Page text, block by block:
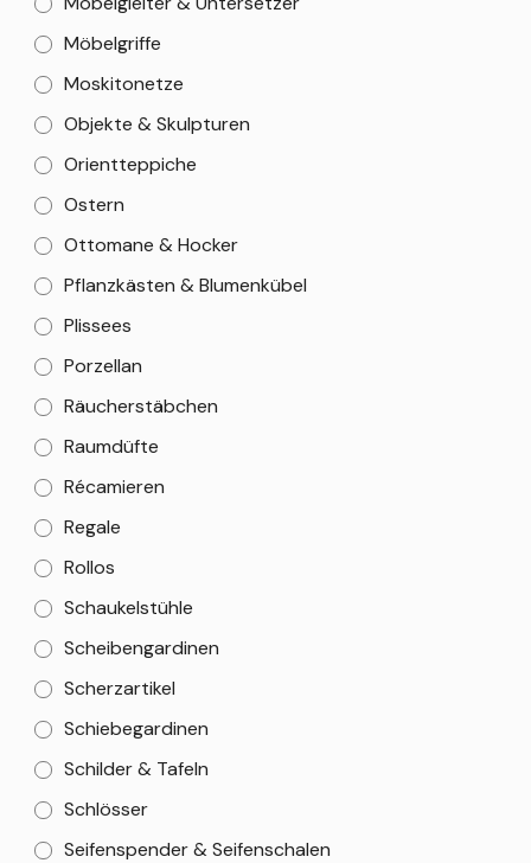
Möbelgriffe
Moskitonetze
Objekte & Skulpturen
Orientteppiche
Ostern
Ottomane & Hocker
Pflanzkästen & Blumenkübel
Plissees
Porzellan
Räucherstäbchen
Raumdüfte
Récamieren
Regale
Rollos
Schaukelstühle
Scheibengardinen
Scherzartikel
Schiebegardinen
Schilder & Tafeln
Schlösser
Seifenspender & Seifenschalen